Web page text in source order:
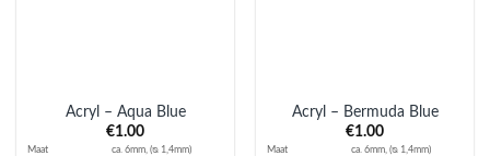
Acryl – Aqua Blue
€1.00
Maat
ca. 6mm, (ᴓ 1,4mm)
Acryl – Bermuda Blue
€1.00
Maat
ca. 6mm, (ᴓ 1,4mm)